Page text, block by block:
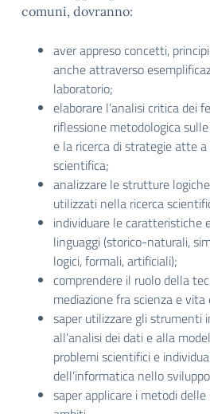
comuni, dovranno:
aver appreso concetti,
anche attraverso
laboratorio;
elaborare l’analisi critica dei
riflessione metodologica
e la ricerca di strategie atte
scientifica;
analizzare le strutture
utilizzati nella ricerca
individuare le caratteristiche
linguaggi (storico-naturali,
logici, formali, artificiali);
comprendere il ruolo della
mediazione fra scienza e vita
saper utilizzare gli strumenti
all’analisi dei dati e alla
problemi scientifici e
dell’informatica nello
saper applicare i metodi